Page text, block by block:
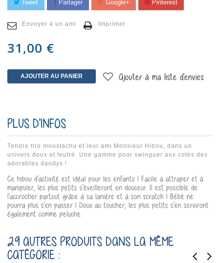
Tweet Partager Google+ Pinterest
Envoyer à un ami Imprimer
31,00 €
AJOUTER AU PANIER Ajouter à ma liste d'envies
PLUS D'INFOS
Tendre trio moustachu et leur ami Monsieur Hibou, dans un
univers doux et feutré. Une gamme pour swinguer aux cotés des
adorables dandys !
Ce hibou d'activité est idéal pour les enfants ! Facile à attraper et à
manipuler, les plus petits s'éveilleront en douceur. Il est possible de
l'accrocher partout grâce à sa lanière et à son scratch ! Bébé ne
pourra plus s'en passer ! Doux au toucher, les plus petits s'en serviront
également comme peluche.
29 AUTRES PRODUITS DANS LA MÊME
CATÉGORIE :